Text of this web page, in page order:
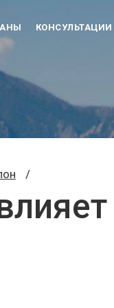
КОНСУЛЬТАЦИИ
/